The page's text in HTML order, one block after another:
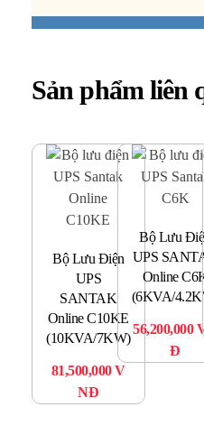
Sản phẩm liên
Bộ Lưu Điện
UPS
SANTAK
Online C10KE
(10KVA/7KW)
81,500,000V
NĐ
Bộ Lưu
UPS
Online
(6KVA/
56,200,000
Đ